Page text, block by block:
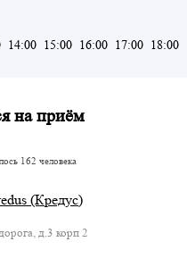
14:00 15:00 16:00 17:00 18:00
на приём
162 человека
(Кредус)
д.3 корп 2